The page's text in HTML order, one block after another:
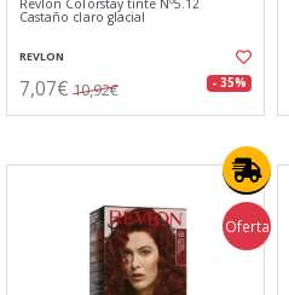
Revlon Colorstay tinte Nº5.12
Castaño claro glacial
REVLON
7,07€ 10,92€ - 35%
Oferta